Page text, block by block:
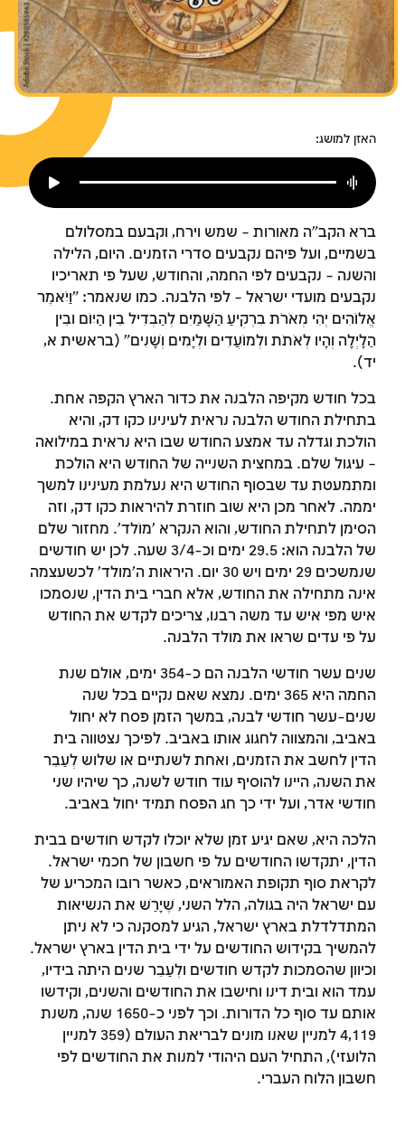
צומות החורבן
חנוכה
פורים
האזן למושג:
ברא הקב"ה מאורות – שמש וירח, וקבעם במסלולם
בשמיים, ועל פיהם נקבעים סדרי הזמנים. היום, הלילה
והשנה – נקבעים לפי החמה, והחודש, שעל פי תאריכיו
נקבעים מועדי ישראל – לפי הלבנה. כמו שנאמר: "וַיֹּאמֶר
אֱלוֹהִים יְהִי מְאֹרֹת בִּרְקִיעַ הַשָּׁמַיִם לְהַבְדִּיל בֵּין הַיּוֹם וּבֵין
הַלָּיְלָה וְהָיוּ לְאֹתֹת וּלְמוֹעֲדִים וּלְיָמִים וְשָׁנִים" (בראשית א,
יד).
בכל חודש מקיפה הלבנה את כדור הארץ הקפה אחת.
בתחילת החודש הלבנה נראית לעינינו כקו דק, והיא
הולכת וגדלה עד אמצע החודש שבו היא נראית במילואה
– עיגול שלם. במחצית השנייה של החודש היא הולכת
ומתמעטת עד שבסוף החודש היא נעלמת מעינינו למשך
יממה. לאחר מכן היא שוב חוזרת להיראות כקו דק, וזה
הסימן לתחילת החודש, והוא הנקרא 'מוֹלד'. מחזור שלם
של הלבנה הוא: 29.5 ימים וכ-3/4 שעה. לכן יש חודשים
שנמשכים 29 ימים ויש 30 יום. היראות ה'מולד' לכשעצמה
אינה מתחילה את החודש, אלא חברי בית הדין, שנסמכו
איש מפי איש עד משה רבנו, צריכים לקדש את החודש
על פי עדים שראו את מולד הלבנה.
שנים עשר חודשי הלבנה הם כ-354 ימים, אולם שנת
החמה היא 365 ימים. נמצא שאם נקיים בכל שנה
שנים-עשר חודשי לבנה, במשך הזמן פסח לא יחול
באביב, והמצווה לחגוג אותו באביב. לפיכך נצטווה בית
הדין לחשב את הזמנים, ואחת לשנתיים או שלוש לְעַבֵּר
את השנה, היינו להוסיף עוד חודש לשנה, כך שיהיו שני
חודשי אדר, ועל ידי כך חג הפסח תמיד יחול באביב.
הלכה היא, שאם יגיע זמן שלא יוכלו לקדש חודשים בבית
הדין, יתקדשו החודשים על פי חשבון של חכמי ישראל.
לקראת סוף תקופת האמוראים, כאשר רובו המכריע של
עם ישראל היה בגולה, הלל השני, שֶׁיָרַשׁ את הנשיאות
המתדלדלת בארץ ישראל, הגיע למסקנה כי לא ניתן
להמשיך בקידוש החודשים על ידי בית הדין בארץ ישראל.
וכיוון שהסמכות לקדש חודשים ולְעַבֵּר שנים היתה בידיו,
עמד הוא ובית דינו וחישבו את החודשים והשנים, וקידשו
אותם עד סוף כל הדורות. וכך לפני כ-1650 שנה, משנת
4,119 למניין שאנו מונים לבריאת העולם (359 למניין
הלועזי), התחיל העם היהודי למנות את החודשים לפי
חשבון הלוח העברי.
זמן להתחבר לחשבון
שלך
לסימון המושג כנלמד, יש להתחבר לחשבון או
הרשמה התחברות